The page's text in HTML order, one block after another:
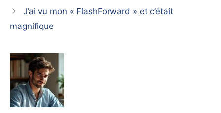
J’ai vu mon « FlashForward » et c’était
magnifique